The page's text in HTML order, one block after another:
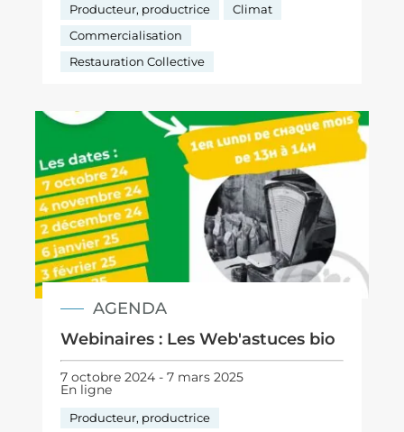
Producteur, productrice
Climat
Commercialisation
Restauration Collective
AGENDA
Webinaires : Les Web'astuces bio
7 octobre 2024 - 7 mars 2025
En ligne
Producteur, productrice